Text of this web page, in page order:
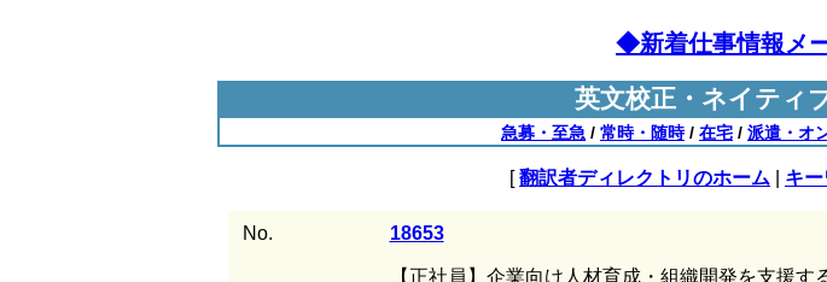
◆新着仕事情報メ
英文校正・ネイティ
急募・至急 / 常時・随時/ 在宅 / 派遣・オ
[翻訳者ディレクトリのホーム キ
No. 18653
【正社員】企業向け人材育成・組織開発を支援